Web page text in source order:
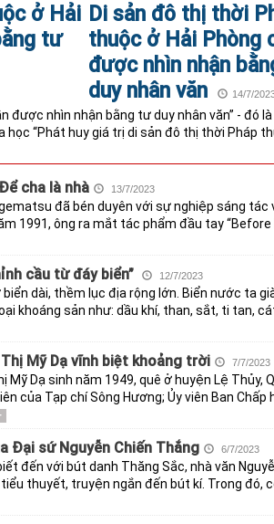
Di sản đô thị thời
thuộc ở Hải Phòng
được nhìn nhận
duy nhân văn
14/7/
được nhìn nhận bằng tư duy nhân văn” - đó là
“Phát huy giá trị di sản đô thị thời Pháp
cha là nhà 13/7/2023
đã bén duyên với sự nghiệp sáng tác
1991, ông ra mắt tác phẩm đầu tay “Before
cầu từ đáy biển” 12/7/2023
dài, thềm lục địa rộng lớn. Biển nước ta
khoáng sản như: dầu khí, than, sắt, ti tan,
Mỹ Dạ vĩnh biệt khoảng trời 7/7/2023
Mỹ Dạ sinh năm 1949, quê ở huyện Lệ Thủy,
của Tạp chí Sông Hương; Ủy viên Ban Chấp
Đại sứ Nguyễn Chiến Thắng 6/7/2023
đến với bút danh Thăng Sắc, nhà văn
thuyết, truyện ngắn đến bút kí. Trong đó,